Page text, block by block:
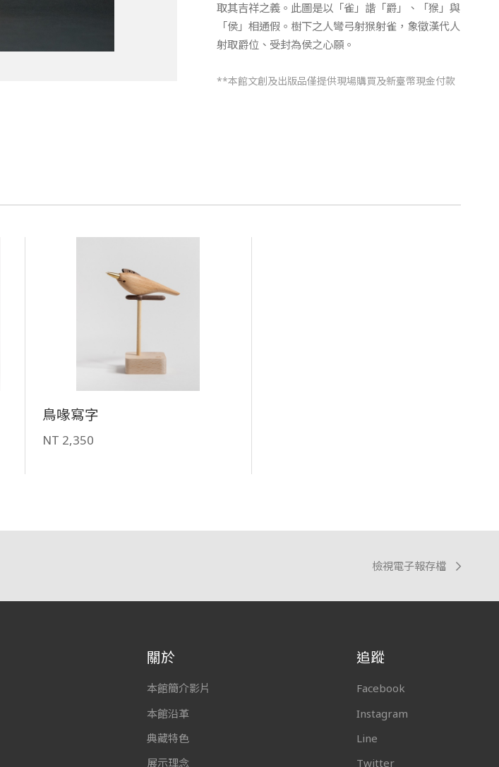
取其吉祥之義。此圖是以「雀」諧「爵」、「猴」與
「侯」相通假。樹下之人彎弓射猴射雀，象徵漢代人
射取爵位、受封為侯之心願。
**本館文創及出版品僅提供現場購買及新臺幣現金付款
鳥喙寫字
NT 2,350
檢視電子報存檔
關於
本館簡介影片
本館沿革
典藏特色
展示理念
追蹤
Facebook
Instagram
Line
Twitter